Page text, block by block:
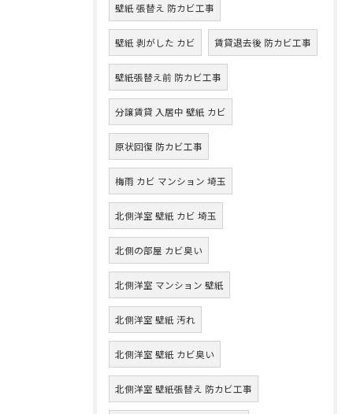
壁紙 張替え 防カビ工事
壁紙 剥がした カビ 賃貸退去後 防カビ工事
壁紙張替え前 防カビ工事
分譲賃貸 入居中 壁紙 カビ
原状回復 防カビ工事
梅雨 カビ マンション 埼玉
北側洋室 壁紙 カビ 埼玉
北側の部屋 カビ臭い
北側洋室 マンション 壁紙
北側洋室 壁紙 汚れ
北側洋室 壁紙 カビ臭い
北側洋室 壁紙張替え 防カビ工事